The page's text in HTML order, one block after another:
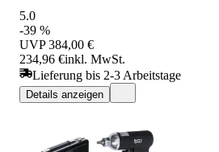
5.0
-39 %
UVP 384,00 €
234,96 €inkl. MwSt.
Lieferung bis 2-3 Arbeitstage
Details anzeigen